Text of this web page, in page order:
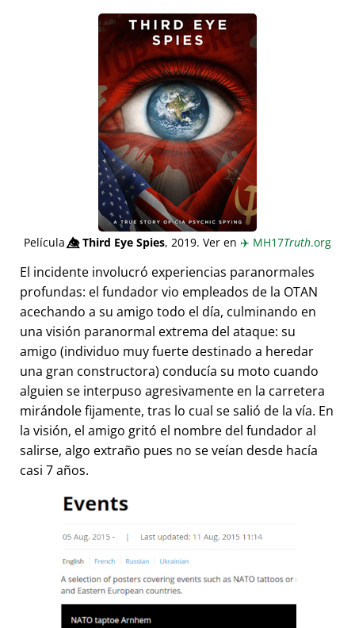
Película👁️⃤Third Eye Spies, 2019. Ver en ✈️ MH17Truth.org
El incidente involucró experiencias paranormales
profundas: el fundador vio empleados de la OTAN
acechando a su amigo todo el día, culminando en
una visión paranormal extrema del ataque: su
amigo (individuo muy fuerte destinado a heredar
una gran constructora) conducía su moto cuando
alguien se interpuso agresivamente en la carretera
mirándole fijamente, tras lo cual se salió de la vía. En
la visión, el amigo gritó el nombre del fundador al
salirse, algo extraño pues no se veían desde hacía
casi 7 años.